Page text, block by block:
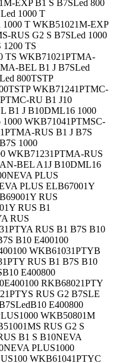
EXP B1 S B7SLed 800
1000 T
T WKB51021M-EXP
RUS G2 S B7SLed 1000
TS
TS WKB71021PTMA-
BEL B1 J B7SLed
800TSTP
WKB71241PTMC-
RU B1 J10
B1 J B10DML16 1000
WKB71041PTMSC-
RUS B1 J B7S
1000
WKB71231PTMA-RUS
BEL A1J B10DML16
PLUS
PLUS ELB67001Y
RUS
RUS B1
RUS
RUS B1 B7S B10
B10 E400100
WKB61031PTYB
RUS B1 B7S B10
E400800
RKB68021PTY
RUS G2 B7SLE
E400800
WKB50801M
RUS G2 S
B1 S B10NEVA
PLUS1000
WKB61041PTYC